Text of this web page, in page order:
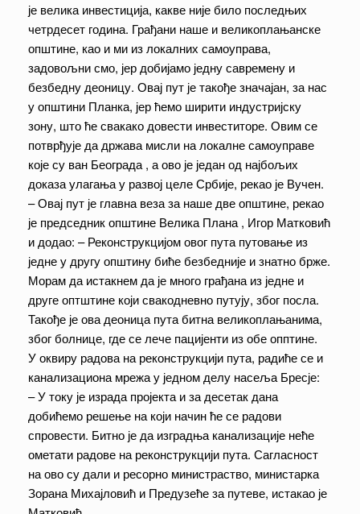
је велика инвестиција, какве није било последњих
четрдесет година. Грађани наше и великоплањанске
општине, као и ми из локалних самоуправа,
задовољни смо, јер добијамо једну савремену и
безбедну деоницу. Овај пут је такође значајан, за нас
у општини Планка, јер ћемо ширити индустријску
зону, што ће свакако довести инвеститоре. Овим се
потврђује да држава мисли на локалне самоуправе
које су ван Београда , а ово је један од најбољих
доказа улагања у развој целе Србије, рекао је Вучен.
– Овај пут је главна веза за наше две општине, рекао
је председник општине Велика Плана , Игор Матковић
и додао: – Реконструкцијом овог пута путовање из
једне у другу општину биће безбедније и знатно брже.
Морам да истакнем да је много грађана из једне и
друге оптштине који свакодневно путују, због посла.
Такође је ова деоница пута битна великоплањанима,
због болнице, где се лече пацијенти из обе опптине.
У оквиру радова на реконструкцији пута, радиће се и
канализациона мрежа у једном делу насеља Бресје:
– У току је израда пројекта и за десетак дана
добићемо решење на који начин ће се радови
спровести. Битно је да изградња канализације неће
ометати радове на реконструкцији пута. Сагласност
на ово су дали и ресорно министраство, министарка
Зорана Михајловић и Предузеће за путеве, истакао је